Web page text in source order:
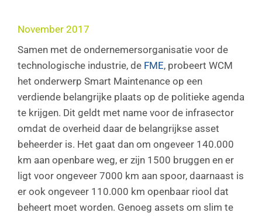
November 2017
Samen met de ondernemersorganisatie voor de
technologische industrie, de FME, probeert WCM
het onderwerp Smart Maintenance op een
verdiende belangrijke plaats op de politieke agenda
te krijgen. Dit geldt met name voor de infrasector
omdat de overheid daar de belangrijkse asset
beheerder is. Het gaat dan om ongeveer 140.000
km aan openbare weg, er zijn 1500 bruggen en er
ligt voor ongeveer 7000 km aan spoor, daarnaast is
er ook ongeveer 110.000 km openbaar riool dat
beheert moet worden. Genoeg assets om slim te